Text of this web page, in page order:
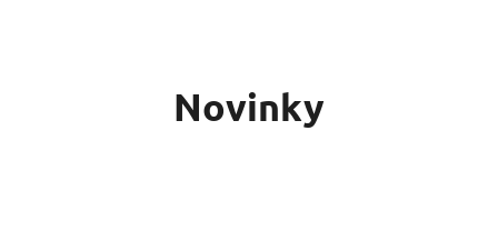
Novinky